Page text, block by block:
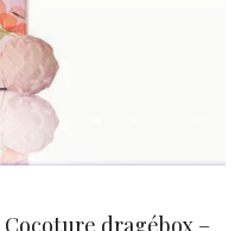
dragébox –